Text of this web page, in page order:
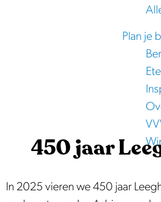
Plan je
450 jaar
In 2025 vieren we 450 jaar